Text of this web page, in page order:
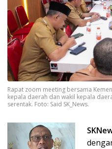
Rapat zoom meeting bersama
kepala daerah dan wakil kepala
serentak. Foto: Said SK_News.